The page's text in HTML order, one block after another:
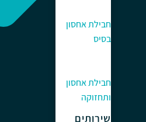
חבילת אחסון
בסיס
חבילת אחסון
ותחזוקה
שירותים